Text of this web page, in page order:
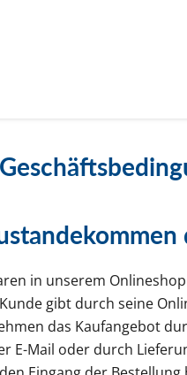
in unserem
gibt durch seine
das Kaufangebot
E-Mail oder durch